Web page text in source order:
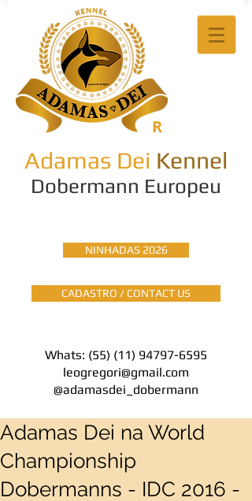
R
Adamas Dei Kennel
Dobermann Europeu
NINHADAS 2026
CADASTRO / CONTACT US
Whats: (55) (11) 94797-6595
leogregori@gmail.com
@adamasdei_dobermann
Adamas Dei na World
Championship
Dobermanns - IDC 2016 -